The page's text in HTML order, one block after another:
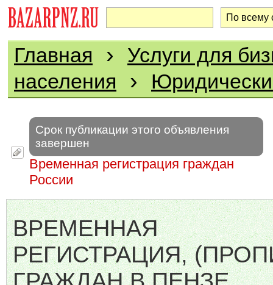
Главная › Услуги для
населения
›
Срок публикации этого объявления
завершен
Временная регистрация граждан
России
ВРЕМЕННАЯ
РЕГИСТРАЦИЯ,